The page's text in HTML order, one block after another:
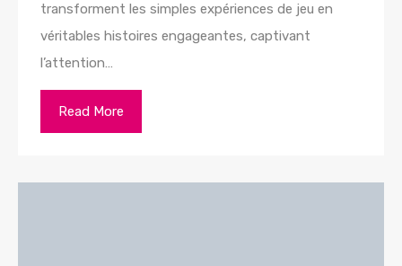
transforment les simples expériences de jeu en
véritables histoires engageantes, captivant
l’attention…
Read More